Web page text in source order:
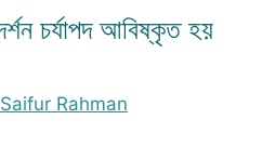
চর্যাপদ আবিষ্কৃত হয়
Rahman